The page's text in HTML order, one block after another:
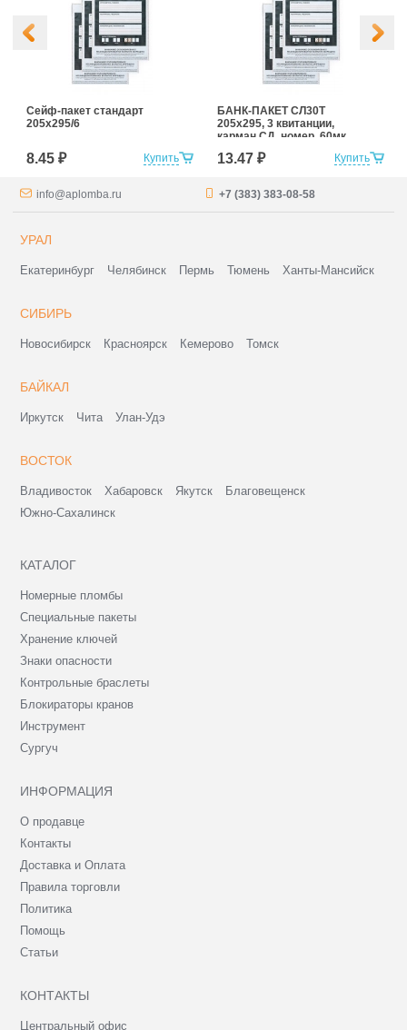
Купить
Сейф-пакет стандарт
205х295/6
8.45 ₽ Купить
БАНК-ПАКЕТ СЛ30Т
205х295, 3 квитанции,
карман СД, номер, 60мк
13.47 ₽
info@aplomba.ru +7 (383) 383-08-58
УРАЛ
Екатеринбург Челябинск Пермь Тюмень Ханты-Мансийск
СИБИРЬ
Новосибирск Красноярск Кемерово Томск
БАЙКАЛ
Иркутск Чита Улан-Удэ
ВОСТОК
Владивосток Хабаровск Якутск
Благовещенск
Южно-Сахалинск
КАТАЛОГ
Номерные пломбы
Специальные пакеты
Хранение ключей
Знаки опасности
Контрольные браслеты
Блокираторы кранов
Инструмент
Сургуч
ИНФОРМАЦИЯ
О продавце
Контакты
Доставка и Оплата
Правила торговли
Политика
Помощь
Статьи
КОНТАКТЫ
Центральный офис